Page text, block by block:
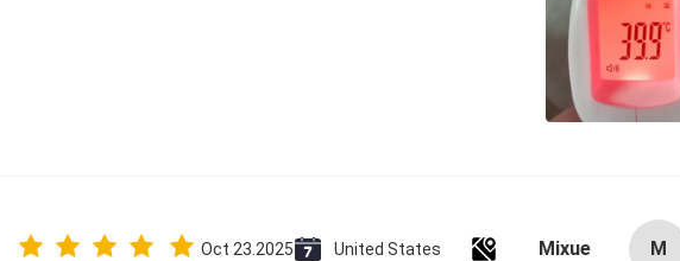
M
Mixue
United States
Oct 23.2025